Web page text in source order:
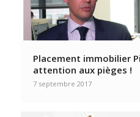
Placement immobilier
attention aux pièges !
7 septembre 2017